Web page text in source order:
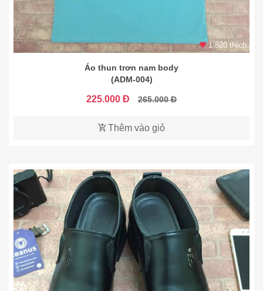
1.820 thích
Áo thun trơn nam body
(ADM-004)
225.000 Đ 265.000 Đ
Thêm vào giỏ